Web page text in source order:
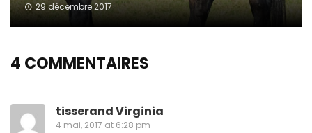
29 décembre 2017
4 COMMENTAIRES
tisserand Virginia
4 mai, 2017 at 6:28 pm